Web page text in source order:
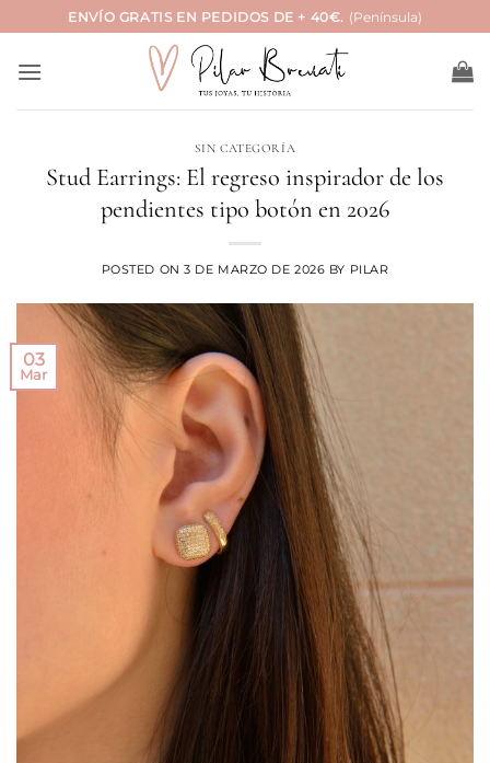
al
contenido
ENVÍO GRATIS EN PEDIDOS DE + 40€. (Península)
SIN CATEGORÍA
Stud Earrings: El regreso inspirador de los
pendientes tipo botón en 2026
POSTED ON3 DE MARZO DE 2026 BY PILAR
03
Mar